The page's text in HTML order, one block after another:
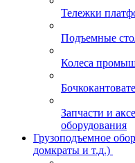
Тележки
Подъемные
Колеса
Запчасти и
оборудования
Грузоподъемное
домкраты и т.д.)